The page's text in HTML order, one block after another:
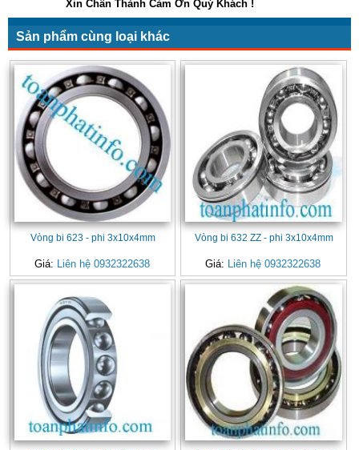
Xin Chân Thành Cảm Ơn Quý Khách !
Sản phẩm cùng loại khác
Vòng bi 623 - phi 3x10x4mm
Giá: Liên hệ 0932322638
Vòng bi 632 ZZ - phi 3x10x4mm
Giá: Liên hệ 0932322638